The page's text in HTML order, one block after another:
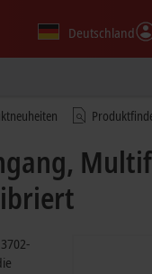
Deutschland